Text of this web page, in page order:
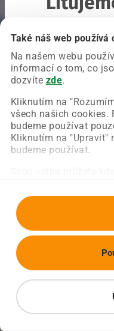
Také náš web používá
Na našem webu
informací o tom, co
dozvíte zde.
Kliknutím na
všech našich cookies.
budeme používat
Kliknutím na "Upravit"
budeme používat.
Chyba nastala na
Zkuste prosím
Obnovit